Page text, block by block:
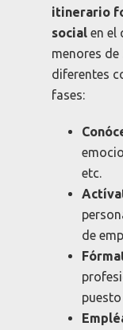
itinerario
social en el
menores
diferentes
fases:
etc.
de